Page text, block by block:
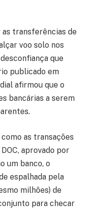
transferências de
voo solo nos
que
publicado em
afirmou que o
bancárias a serem
as transações
aprovado por
um banco, o
espalhada pela
milhões) de
para checar